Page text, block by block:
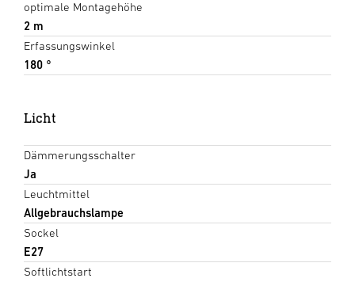
optimale Montagehöhe
2 m
Erfassungswinkel
180 °
Licht
Dämmerungsschalter
Ja
Leuchtmittel
Allgebrauchslampe
Sockel
E27
Softlichtstart